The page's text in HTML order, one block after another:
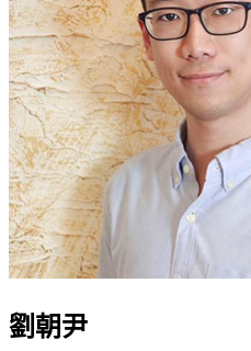
劉朝尹